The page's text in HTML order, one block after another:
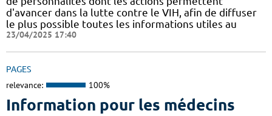
d'avancer dans la lutte contre le VIH, afin de diffuser
le plus possible toutes les informations utiles au
23/04/2025 17:40
PAGES
relevance: 100%
Information pour les médecins